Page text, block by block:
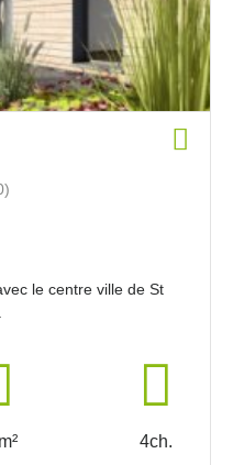
le centre ville de St
4ch.